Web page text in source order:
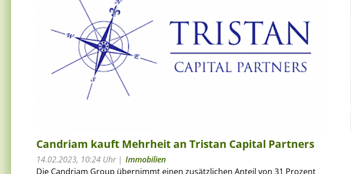
Candriam kauft Mehrheit an Tristan Capital Partners
14.02.2023, 10:24 Uhr
Immobilien
Die Candriam Group übernimmt einen zusätzlichen Anteil von 31 Prozent